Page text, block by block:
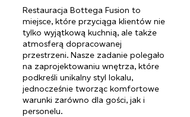
Restauracja Bottega Fusion to
miejsce, które przyciąga klientów nie
tylko wyjątkową kuchnią, ale także
atmosferą dopracowanej
przestrzeni. Nasze zadanie polegało
na zaprojektowaniu wnętrza, które
podkreśli unikalny styl lokalu,
jednocześnie tworząc komfortowe
warunki zarówno dla gości, jak i
personelu.